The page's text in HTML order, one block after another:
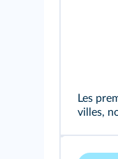
Les
villes,